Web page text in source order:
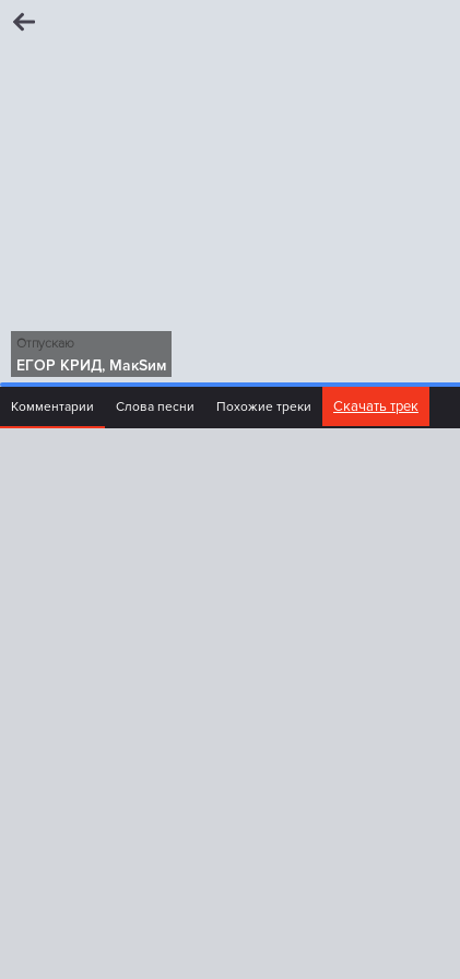
Отпускаю
ЕГОР КРИД, МакSим
Комментарии Слова песни Похожие треки Скачать трек